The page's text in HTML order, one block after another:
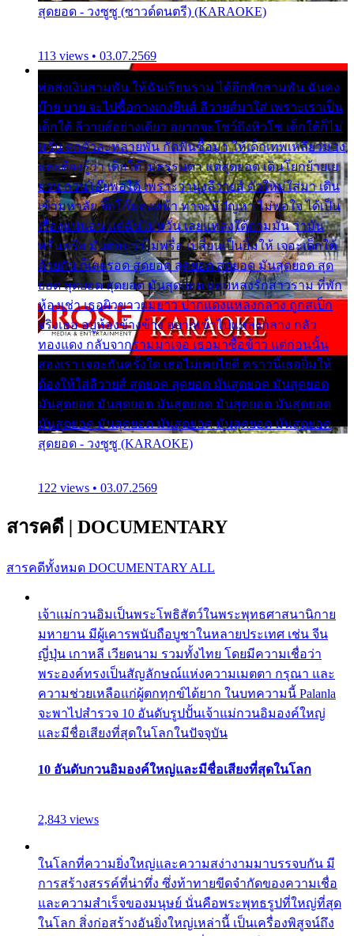
สุดยอด - วงซูซู (ซาวด์ดนตรี) (KARAOKE)
113 views • 03.07.2569
พ่อส่งเงินสามพัน ให้ฉันเรียนราม ได้อีกสักสามพัน ฉันคง
บ๊าย บาย จะไปซื้อกางเกงยีนส์ ลีวายส์มาใส่ เพราะเราเป็น
เด็กใต้ ลีวายส์อย่างเดียว อยากจะโชว์ถึงหิวโซ เด็กใต้ก็ไม่
หวั่น ตกตัวละหลายพัน กัดฟันซื้อมา ให้เด็กเทพเหลียวมอง
และต้องรู้ว่า เด็กใต้ไม่ธรรมดา แต่สุดยอด เดินโยกย้ายเย
ยวน กวนโอ๊ยพอได้ เพราะว่านุ่งลีวายส์ ตัวใหม่ใส่มา เดิน
เข้ามหาลัย จิ๊กโก๊มองหน้า ท่าจะมีปัญหา ไม่พอใจ ได้เป็น
เรื่องแน่นอน แต่ฉันไม่หวั่น เลยแหลงใต้ถามมัน ว่ามัน
พรั่นพรือ มันตอบว่าไม่พรื่อ เปลี่ยนเป็นยิ้มให้ เจอะเด็กใต้
ด้วยกัน ก็เลยรอด สุดยอด สุดยอด สุดยอด มันสุดยอด สุด
ยอด สุดยอด สุดยอด มันสุดยอด แอบหลงรักสาวราม ที่พัก
ห้องเช่า เธอผิวขาวผมยาว ปากแดงแหลงกลาง ถูกสเป็ก
จริงเธอ อยู่ห้องข้างข้าง อยากเข้าไปแหลงกลาง กลัว
ทองแดง กลับจากรามมาเจอ เธอมาซื้อข้าว แต่ก่อนนั้น
สองเรา เจอะกันครั้งใด เธอไม่เคยไยดี คราวนี้เธอยิ้มให้
ต้องให้ใส่ลีวายส์ สุดยอด สุดยอด มันสุดยอด มันสุดยอด
มันสุดยอด มันสุดยอด มันสุดยอด มันสุดยอด มันสุดยอด
มันสุดยอด มันสุดยอด มันสุดยอด มันสุดยอด มันสุดยอด
สุดยอด - วงซูซู (KARAOKE)
122 views • 03.07.2569
สารคดี | DOCUMENTARY
สารคดีทั้งหมด DOCUMENTARY ALL
เจ้าแม่กวนอิมเป็นพระโพธิสัตว์ในพระพุทธศาสนานิกาย
มหายาน มีผู้เคารพนับถือบูชาในหลายประเทศ เช่น จีน
ญี่ปุ่น เกาหลี เวียดนาม รวมทั้งไทย โดยมีความเชื่อว่า
พระองค์ทรงเป็นสัญลักษณ์แห่งความเมตตา กรุณา และ
ความช่วยเหลือแก่ผู้ตกทุกข์ได้ยาก ในบทความนี้ Palanla
จะพาไปสำรวจ 10 อันดับรูปปั้นเจ้าแม่กวนอิมองค์ใหญ่
และมีชื่อเสียงที่สุดในโลกในปัจจุบัน
10 อันดับกวนอิมองค์ใหญ่และมีชื่อเสียงที่สุดในโลก
2,843 views
ในโลกที่ความยิ่งใหญ่และความสง่างามมาบรรจบกัน มี
การสร้างสรรค์ที่น่าทึ่ง ซึ่งท้าทายขีดจำกัดของความเชื่อ
และความสำเร็จของมนุษย์ นั่นคือพระพุทธรูปที่ใหญ่ที่สุด
ในโลก สิ่งก่อสร้างอันยิ่งใหญ่เหล่านี้ เป็นเครื่องพิสูจน์ถึง